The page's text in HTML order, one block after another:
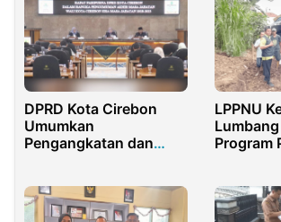
DPRD Kota Cirebon
Umumkan
Pengangkatan dan
Masa Jabatan 2018-
2023
LPPNU
Program